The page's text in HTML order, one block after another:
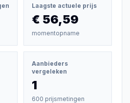
Laagste actuele prijs
€ 56,59
momentopname
Aanbieders
vergeleken
1
600 prijsmetingen